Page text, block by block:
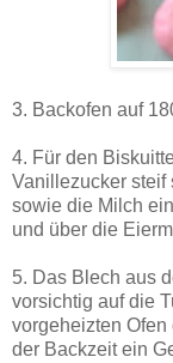
3. Backofen auf
4. Für den
Vanillezucker steif
sowie die Milch
und über die
5. Das Blech aus
vorsichtig auf die
vorgeheizten
der Backzeit ein